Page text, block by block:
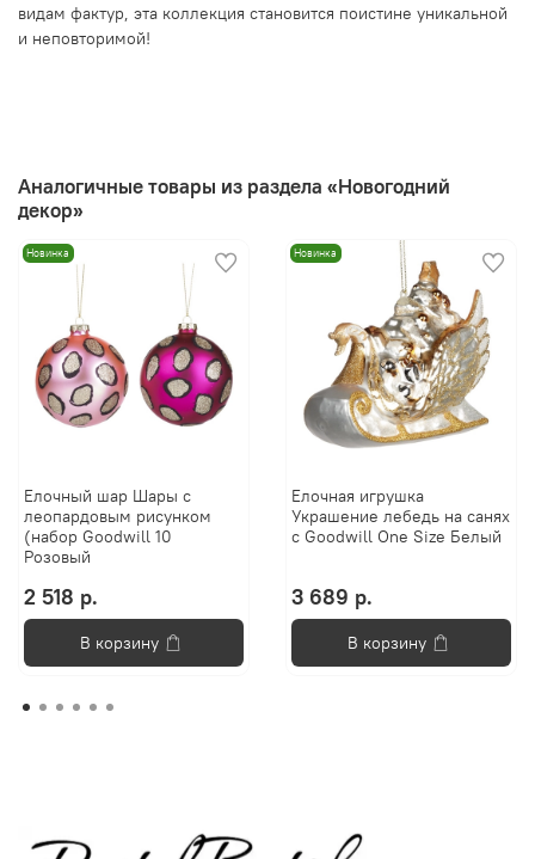
видам фактур, эта коллекция становится поистине уникальной
и неповторимой!
Аналогичные товары из раздела «Новогодний
декор»
Новинка
Елочный шар Шары с
леопардовым рисунком
(набор Goodwill 10
Розовый
2 518 р.
В корзину
Новинка
Елочная игрушка
Украшение лебедь на санях
с Goodwill One Size Белый
3 689 р.
В корзину